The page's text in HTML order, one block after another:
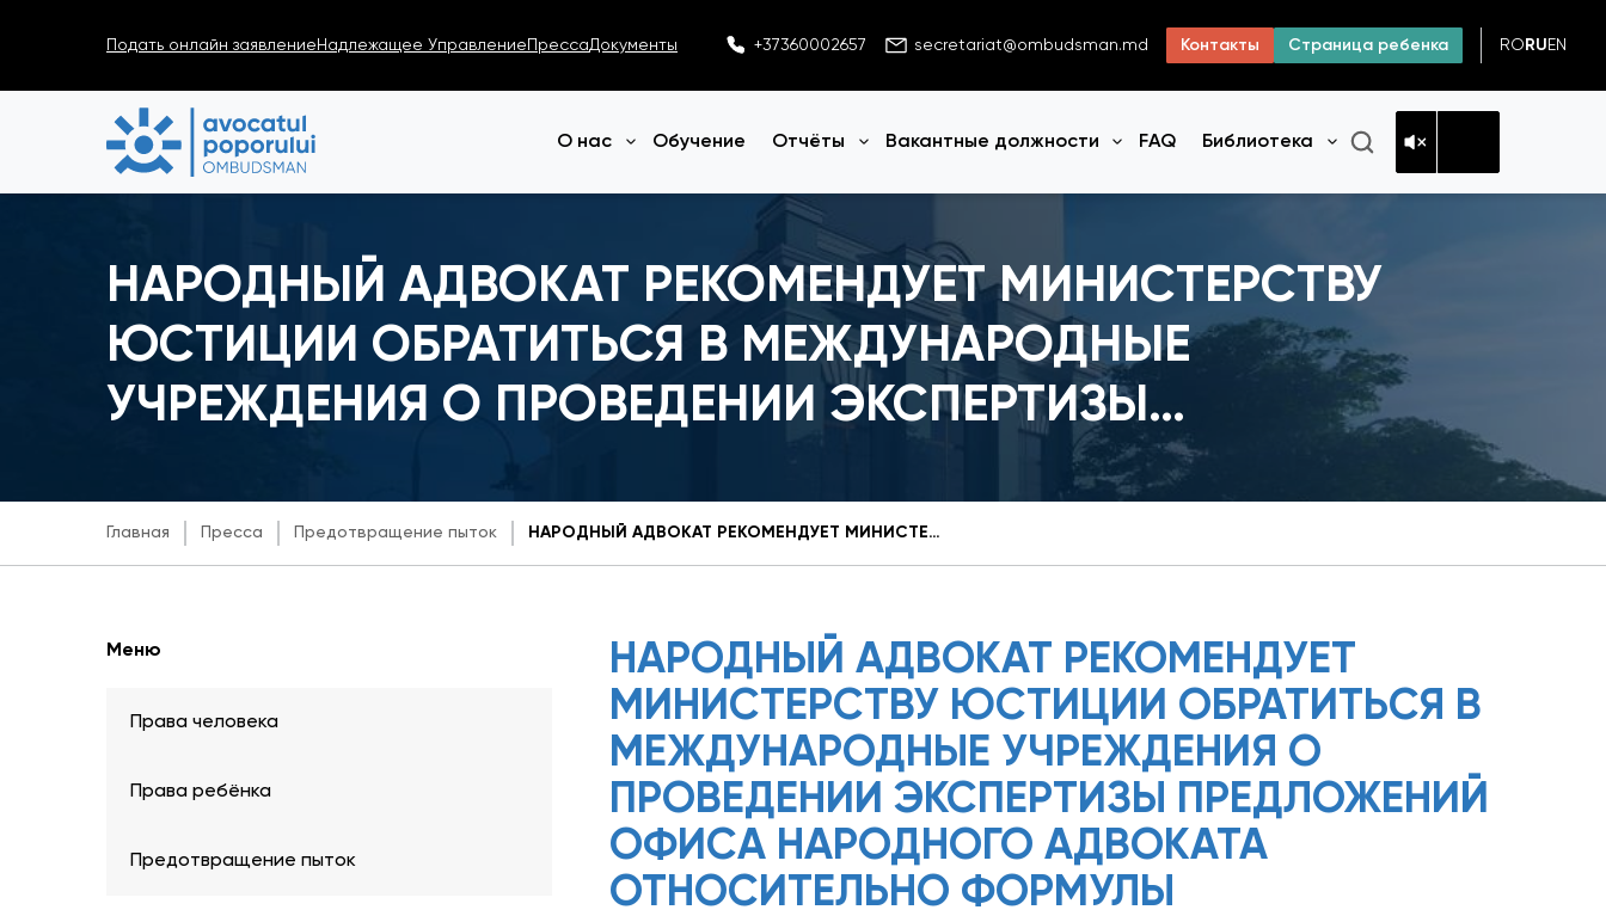
Подать онлайн заявление Надлежащее Управление ПрессаДокументы +37360002657 secretariat@ombudsman.md Контакты Страница ребенка RO RU EN
О нас
Открыть меню
Обучение Отчёты
Открыть меню
Вакантные должности FAQ Библиотека
Открыть меню
НАРОДНЫЙ АДВОКАТ РЕКОМЕНДУЕТ МИНИСТЕРСТВУ
ЮСТИЦИИ ОБРАТИТЬСЯ В МЕЖДУНАРОДНЫЕ
УЧРЕЖДЕНИЯ О ПРОВЕДЕНИИ ЭКСПЕРТИЗЫ…
Главная Пресса Предотвращение пыток НАРОДНЫЙ АДВОКАТ РЕКОМЕНДУЕТ МИНИСТЕРСТВУ ЮСТИЦИИ ОБРАТИТЬСЯ В МЕЖДУНАРОДНЫЕ УЧРЕЖДЕНИЯ О ПРОВЕДЕНИИ ЭКСПЕРТИЗЫ ПРЕДЛОЖЕНИЙ ОФИСА НАРОДНОГО АДВОКАТА ОТНОСИТЕЛЬНО ФОРМУЛЫ НАЦИОНАЛЬНОГО ПРЕВЕНТИВНОГО МЕХАНИЗМА МОЛДОВЫ.
НАРОДНЫЙ АДВОКАТ РЕКОМЕНДУЕТ
МИНИСТЕРСТВУ ЮСТИЦИИ ОБРАТИТЬСЯ В
МЕЖДУНАРОДНЫЕ УЧРЕЖДЕНИЯ О
ПРОВЕДЕНИИ ЭКСПЕРТИЗЫ ПРЕДЛОЖЕНИЙ
ОФИСА НАРОДНОГО АДВОКАТА
ОТНОСИТЕЛЬНО ФОРМУЛЫ
Меню
Права человека
Права ребёнка
Предотвращение пыток